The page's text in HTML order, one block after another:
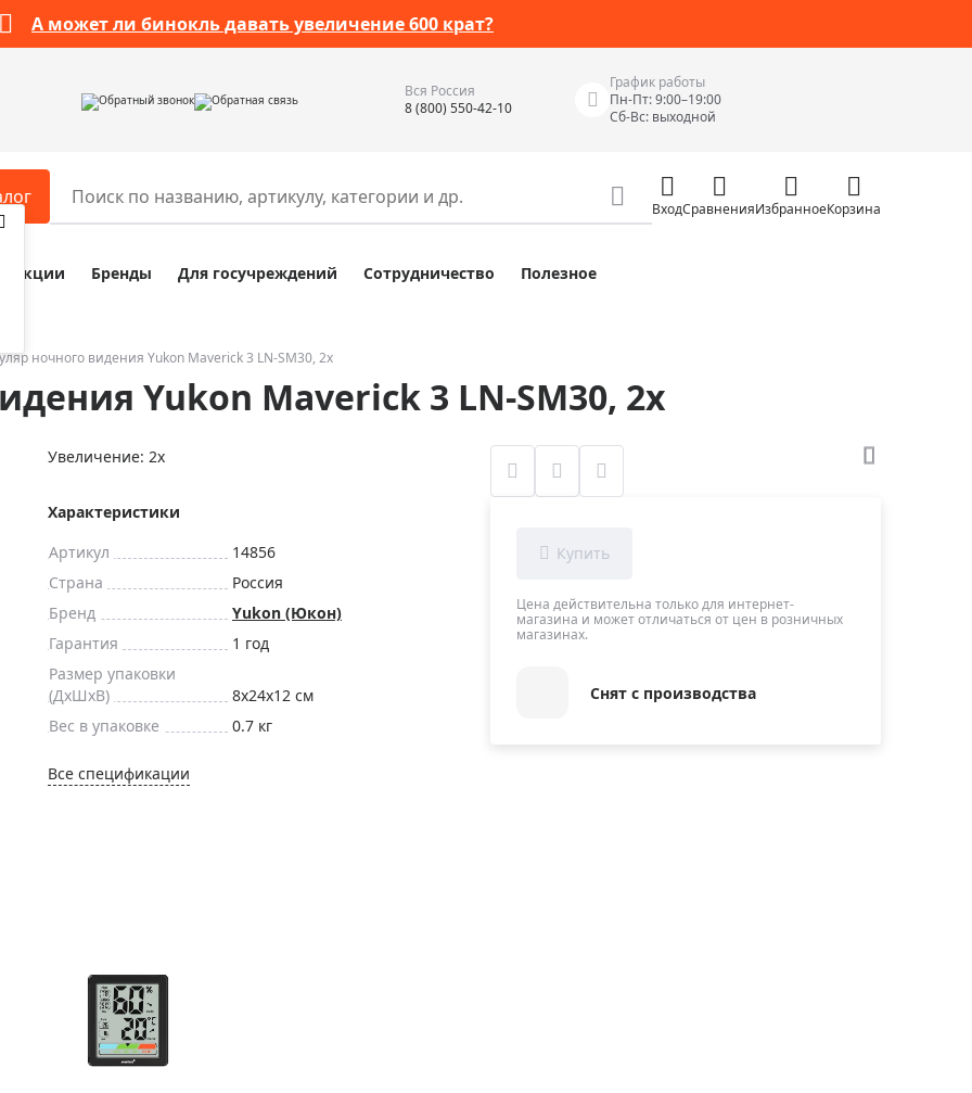
А может ли бинокль давать увеличение 600 крат?
Обратный звонок Обратная связь
Вся Россия
8 (800) 550-42-10
График работы
Пн-Пт: 9:00–19:00
Сб-Вс: выходной
для микроскопов
для зрительных труб
для биноклей
для луп
для приборов ночного
оптики по специальным
выставочных образцов
Разное
Компасы
Наборы исследователя Bresser Junior
Штативы
Сумки, кейсы, чехлы
Средства для очистки оптики
Трихинеллоскопы
Карты, постеры, литература
Фонари
Измерительные инструменты
Цифровые уровни и угломеры
Приборы неразрушающего контроля
Приборы теплового контроля
Детекторы проводки
Лазерные дальномеры
ВходСравненияИзбранноеКорзина
Акции Бренды Для госучреждений Сотрудничество Полезное
ночного видения Yukon Maverick 3 LN-SM30, 2x
Yukon Maverick 3 LN-SM30, 2x
Увеличение: 2x
Характеристики
Артикул
14856
Страна
Россия
Бренд
Yukon (Юкон)
Гарантия
1 год
Размер упаковки
(ДxШxВ)
8x24x12 см
Вес в упаковке
0.7 кг
Все спецификации
Цена действительна только для интернет-
магазина и может отличаться от цен в розничных
магазинах.
Снят с производства